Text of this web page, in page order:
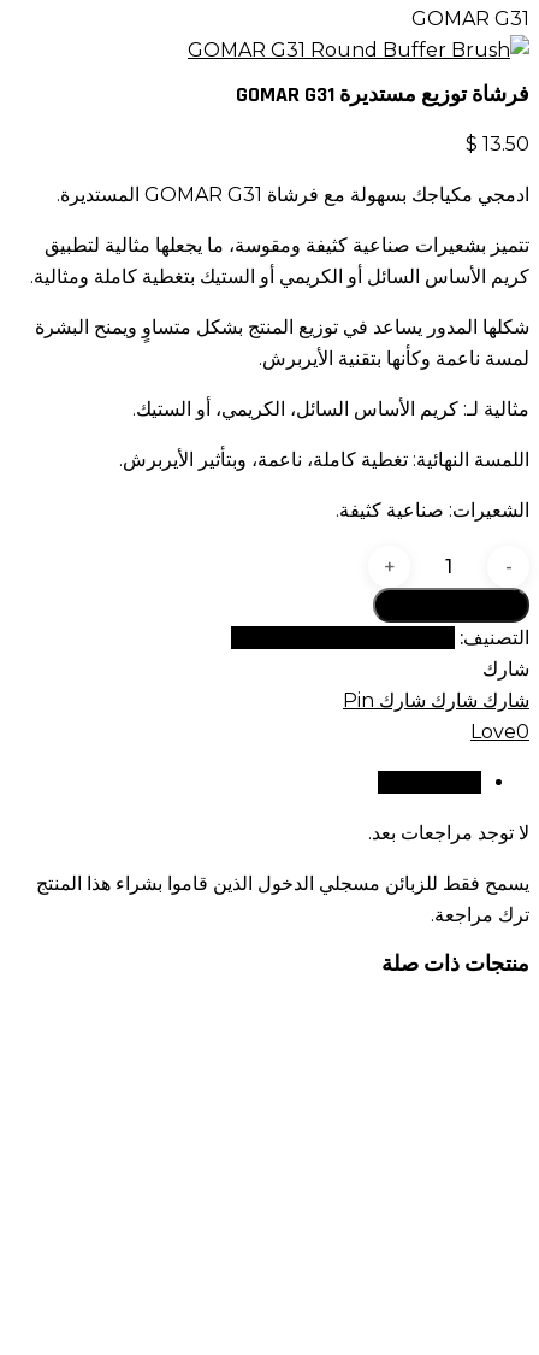
GOMAR G31
فرشاة توزيع مستديرة GOMAR G31
$ 13.50
ادمجي مكياجك بسهولة مع فرشاة GOMAR G31 المستديرة.
تتميز بشعيرات صناعية كثيفة ومقوسة، ما يجعلها مثالية لتطبيق
كريم الأساس السائل أو الكريمي أو الستيك بتغطية كاملة ومثالية.
شكلها المدور يساعد في توزيع المنتج بشكل متساوٍ ويمنح البشرة
لمسة ناعمة وكأنها بتقنية الأيربرش.
مثالية لـ: كريم الأساس السائل، الكريمي، أو الستيك.
اللمسة النهائية: تغطية كاملة، ناعمة، وبتأثير الأيربرش.
الشعيرات: صناعية كثيفة.
كمية
فرشاة
توزيع
مستديرة
G31
التصنيف:
شارك
شارك شارك شارك Pin
Love0
لا توجد مراجعات بعد.
يسمح فقط للزبائن مسجلي الدخول الذين قاموا بشراء هذا المنتج
ترك مراجعة.
منتجات ذات صلة